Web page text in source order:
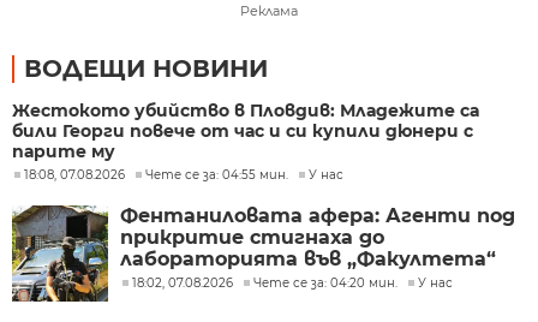
Реклама
ВОДЕЩИ НОВИНИ
Жестокото убийство в Пловдив: Младежите са
били Георги повече от час и си купили дюнери с
парите му
18:08, 07.08.2026 Чете се за: 04:55 мин. У нас
Фентаниловата афера: Агенти под
прикритие стигнаха до
лабораторията във „Факултета“
18:02, 07.08.2026 Чете се за: 04:20 мин. У нас